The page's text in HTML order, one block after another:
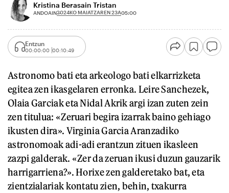
Kristina Berasain Tristan
ANDOAIN2024KO MAIATZAREN 23A05:00
Entzun
00:00:00 00:10:49
Astronomo bati eta arkeologo bati elkarrizketa
egitea zen ikasgelaren erronka. Leire Sanchezek,
Olaia Garciak eta Nidal Akrik argi izan zuten zein
zen titulua: «Zeruari begira izarrak baino gehiago
ikusten dira». Virginia Garcia Aranzadiko
astronomoak adi-adi erantzun zituen ikasleen
zazpi galderak. «Zer da zeruan ikusi duzun gauzarik
harrigarriena?». Horixe zen galderetako bat, eta
zientzialariak kontatu zien, behin, txakurra